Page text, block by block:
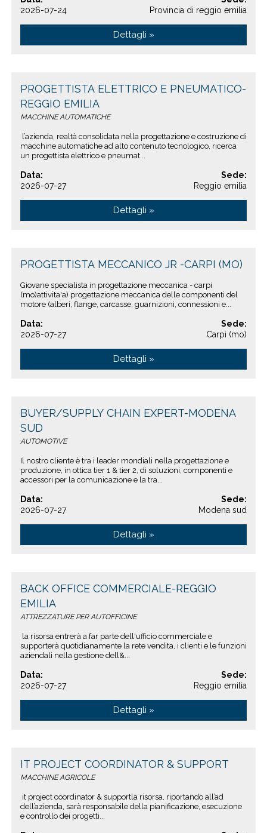
2026-07-24
Provincia di reggio emilia
Dettagli »
PROGETTISTA ELETTRICO E PNEUMATICO-
REGGIO EMILIA
MACCHINE AUTOMATICHE
l’azienda, realtà consolidata nella progettazione e costruzione di
macchine automatiche ad alto contenuto tecnologico, ricerca
un progettista elettrico e pneumat...
Data:
2026-07-27
Sede:
Reggio emilia
Dettagli »
PROGETTISTA MECCANICO JR -CARPI (MO)
Giovane specialista in progettazione meccanica - carpi
(mo)attivita'a) progettazione meccanica delle componenti del
motore (alberi, flange, carcasse, guarnizioni, connessioni e...
Data:
2026-07-27
Sede:
Carpi (mo)
Dettagli »
BUYER/SUPPLY CHAIN EXPERT-MODENA
SUD
AUTOMOTIVE
Il nostro cliente è tra i leader mondiali nella progettazione e
produzione, in ottica tier 1 & tier 2, di soluzioni, componenti e
accessori per la comunicazione e la tra...
Data:
2026-07-27
Sede:
Modena sud
Dettagli »
BACK OFFICE COMMERCIALE-REGGIO
EMILIA
ATTREZZATURE PER AUTOFFICINE
la risorsa entrerà a far parte dell'ufficio commerciale e
supporterà quotidianamente la rete vendita, i clienti e le funzioni
aziendali nella gestione dell&...
Data:
2026-07-27
Sede:
Reggio emilia
Dettagli »
IT PROJECT COORDINATOR & SUPPORT
MACCHINE AGRICOLE
it project coordinator & supportla risorsa, riportando all’ad
dell’azienda, sarà responsabile della pianificazione, esecuzione
e controllo dei progetti...